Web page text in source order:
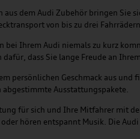
dem Audi Zubehör bringen Sie
von bis zu drei
bei Ihrem Audi niemals zu kurz
dass Sie lange Freude an
persönlichen Geschmack aus
Ausstattungspakete.
für sich und Ihre Mitfahrer mit
hören entspannt Musik. Die